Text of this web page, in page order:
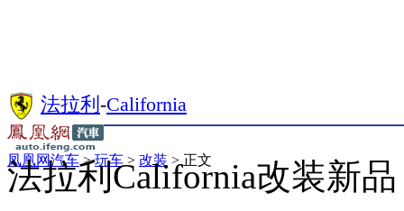
法拉利 -California
凤凰网汽车>玩车 > 改装 > 正文
法拉利California改装新品